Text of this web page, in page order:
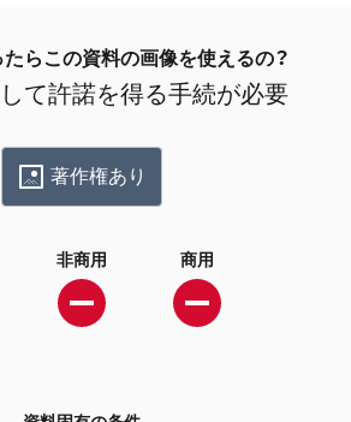
たらこの資料の画像を使えるの？
て許諾を得る手続が必要
著作権あり
非商用 商用